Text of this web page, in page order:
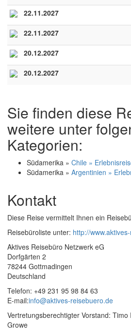
22.11.2027
22.11.2027
20.12.2027
20.12.2027
Sie finden diese
weitere unter
Kategorien:
Südamerika » Chile »
Südamerika » Argentinien »
Kontakt
Diese Reise vermittelt Ihnen ein
Reisebüroliste unter: http://
Aktives Reisebüro Netzwerk eG
Dorfgärten 2
78244 Gottmadingen
Deutschland
Telefon: +49 231 95 98 84 63
E-mail:info@aktives-reisebuero.de
Vertretungsberechtigter Vorstand:
Growe